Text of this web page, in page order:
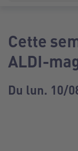
Cette
ALDI-
Du lun. 10/